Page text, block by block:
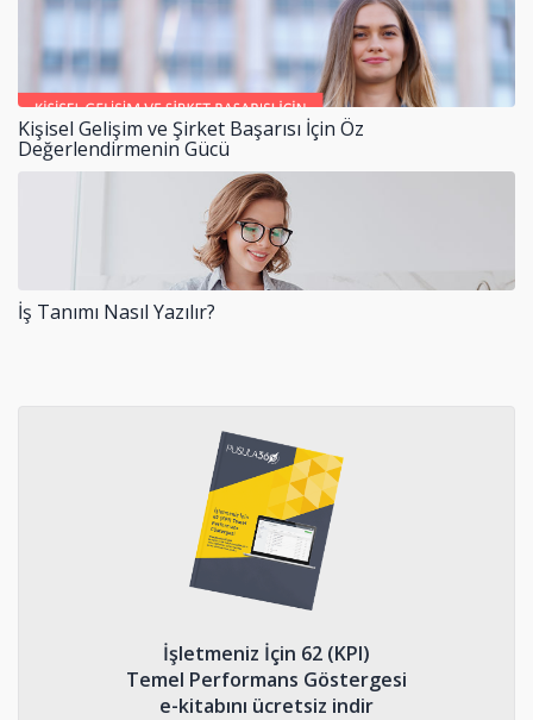
Kişisel Gelişim ve Şirket Başarısı İçin Öz
Değerlendirmenin Gücü
İş Tanımı Nasıl Yazılır?
İşletmeniz İçin 62 (KPI)
Temel Performans Göstergesi
e-kitabını ücretsiz indir